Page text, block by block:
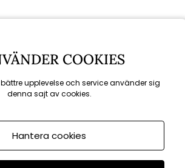
tillbehör
COOKIES
upplevelse och service använder sig
denna sajt av cookies.
Hantera cookies